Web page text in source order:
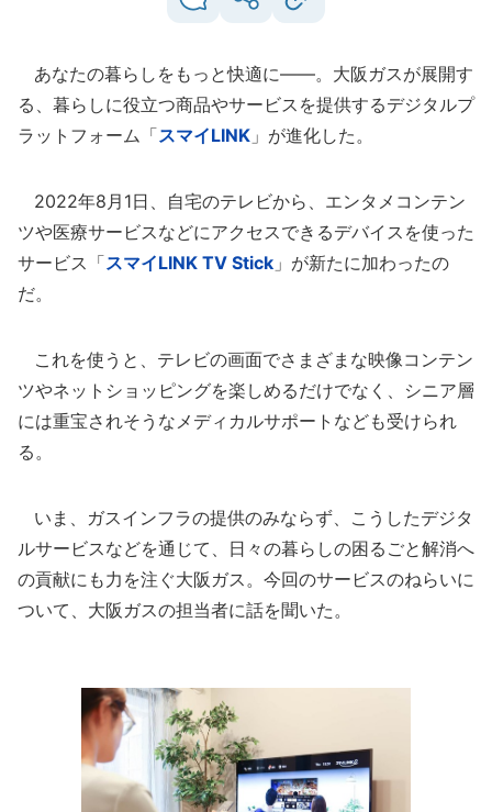
あなたの暮らしをもっと快適に――。大阪ガスが展開す
る、暮らしに役立つ商品やサービスを提供するデジタルプ
ラットフォーム「スマイLINK 」が進化した。
2022年8月1日、自宅のテレビから、エンタメコンテン
ツや医療サービスなどにアクセスできるデバイスを使った
サービス「スマイLINK TV Stick 」が新たに加わったの
だ。
これを使うと、テレビの画面でさまざまな映像コンテン
ツやネットショッピングを楽しめるだけでなく、シニア層
には重宝されそうなメディカルサポートなども受けられ
る。
いま、ガスインフラの提供のみならず、こうしたデジタ
ルサービスなどを通じて、日々の暮らしの困るごと解消へ
の貢献にも力を注ぐ大阪ガス。今回のサービスのねらいに
ついて、大阪ガスの担当者に話を聞いた。